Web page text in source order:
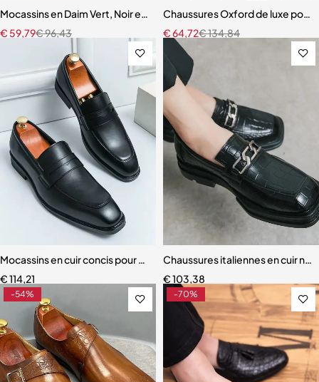
Mocassins en Daim Vert, Noir et Rouge pour Homme
€96,43
€ 59,79
Chaussures Oxford de luxe pour
€134,84
€64,72
Mocassins en cuir concis pour hommes
€114,21
Chaussures italiennes en cuir
€103,38
-54% -70%